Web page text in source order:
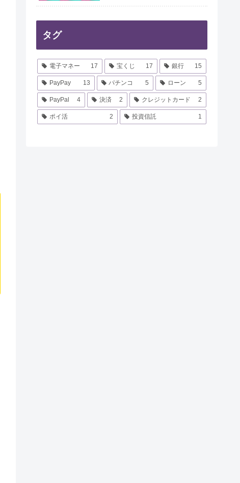
タグ
電子マネー 17 宝くじ 17 銀行 15
PayPay 13 パチンコ 5 ローン 5
PayPal 4 決済 2 クレジットカード 2
ポイ活 2 投資信託 1